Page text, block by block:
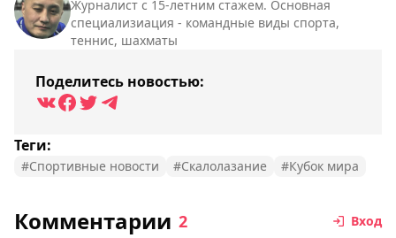
Журналист с 15-летним стажем. Основная
специализиация - командные виды спорта,
теннис, шахматы
Поделитесь новостью:
Теги:
#Спортивные новости #Скалолазание #Кубок мира
Комментарии 2 Вход